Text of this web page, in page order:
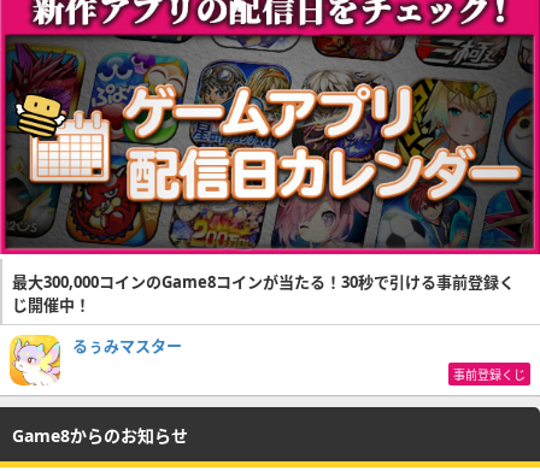
最大300,000コインのGame8コインが当たる！30秒で引ける事前登録く
じ開催中！
るぅみマスター
事前登録くじ
Game8からのお知らせ